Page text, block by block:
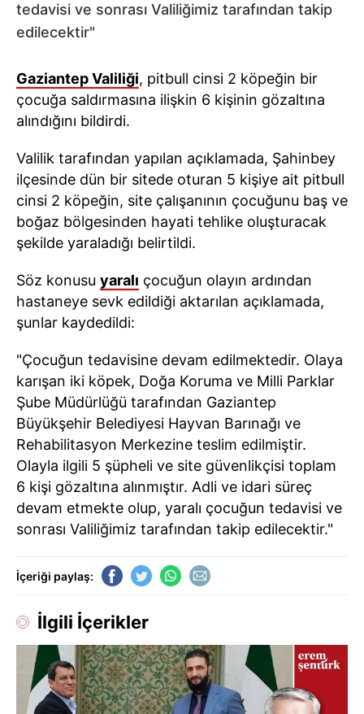
tedavisi ve sonrası Valiliğimiz tarafından takip
edilecektir"
Gaziantep Valiliği, pitbull cinsi 2 köpeğin bir
çocuğa saldırmasına ilişkin 6 kişinin gözaltına
alındığını bildirdi.
Valilik tarafından yapılan açıklamada, Şahinbey
ilçesinde dün bir sitede oturan 5 kişiye ait pitbull
cinsi 2 köpeğin, site çalışanının çocuğunu baş ve
boğaz bölgesinden hayati tehlike oluşturacak
şekilde yaraladığı belirtildi.
Söz konusu yaralı çocuğun olayın ardından
hastaneye sevk edildiği aktarılan açıklamada,
şunlar kaydedildi:
"Çocuğun tedavisine devam edilmektedir. Olaya
karışan iki köpek, Doğa Koruma ve Milli Parklar
Şube Müdürlüğü tarafından Gaziantep
Büyükşehir Belediyesi Hayvan Barınağı ve
Rehabilitasyon Merkezine teslim edilmiştir.
Olayla ilgili 5 şüpheli ve site güvenlikçisi toplam
6 kişi gözaltına alınmıştır. Adli ve idari süreç
devam etmekte olup, yaralı çocuğun tedavisi ve
sonrası Valiliğimiz tarafından takip edilecektir."
İçeriği paylaş:
İlgili İçerikler